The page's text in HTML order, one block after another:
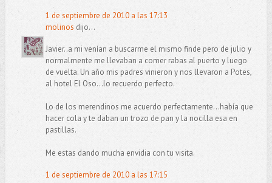
1 de septiembre de 2010 a las 17:13
molinos dijo...
Javier..a mi venían a buscarme el mismo finde pero de julio y
normalmente me llevaban a comer rabas al puerto y luego
de vuelta. Un año mis padres vinieron y nos llevaron a Potes,
al hotel El Oso...lo recuerdo perfecto.
Lo de los merendinos me acuerdo perfectamente...había que
hacer cola y te daban un trozo de pan y la nocilla esa en
pastillas.
Me estas dando mucha envidia con tu visita.
1 de septiembre de 2010 a las 17:15